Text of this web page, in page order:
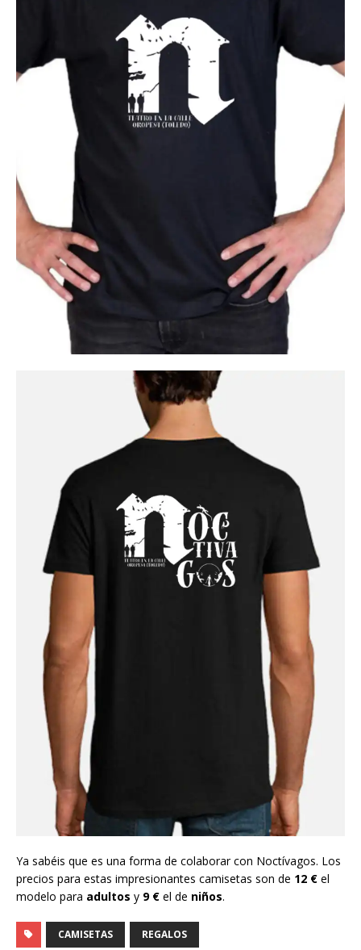
Ya sabéis que es una forma de colaborar con Noctívagos. Los
precios para estas impresionantes camisetas son de 12 € el
modelo para adultos y 9 € el de niños.
CAMISETAS REGALOS